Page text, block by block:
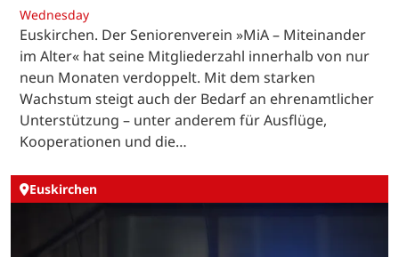
Wednesday
Euskirchen. Der Seniorenverein »MiA – Miteinander
im Alter« hat seine Mitgliederzahl innerhalb von nur
neun Monaten verdoppelt. Mit dem starken
Wachstum steigt auch der Bedarf an ehrenamtlicher
Unterstützung – unter anderem für Ausflüge,
Kooperationen und die…
Euskirchen